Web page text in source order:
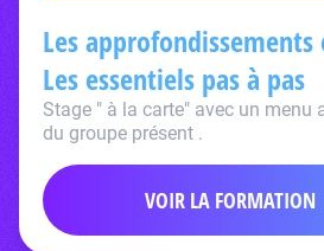
Les
Les essentiels pas à pas
Stage " à la carte" avec un menu
du groupe présent .
VOIR LA FORMATION